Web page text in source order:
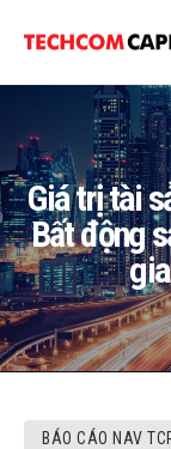
Giá trị tài
Bất động
BÁO CÁO NAV